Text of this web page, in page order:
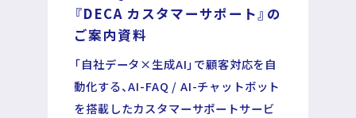
運営企業
個人情報保護方針
プライバシーポリシー
『DECA カスタマーサポート』の
ご案内資料
「自社データ×生成AI」で顧客対応を自
動化する、AI-FAQ / AI-チャットボット
を搭載したカスタマーサポートサービ